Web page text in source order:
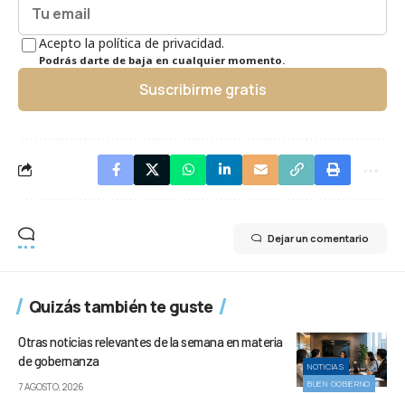
Acepto la política de privacidad.
Podrás darte de baja en cualquier momento.
Suscribirme gratis
Dejar un comentario
Quizás también te guste
NOTICIAS
BUEN GOBIERNO
Otras noticias relevantes de la semana en materia
de gobernanza
7 AGOSTO, 2026